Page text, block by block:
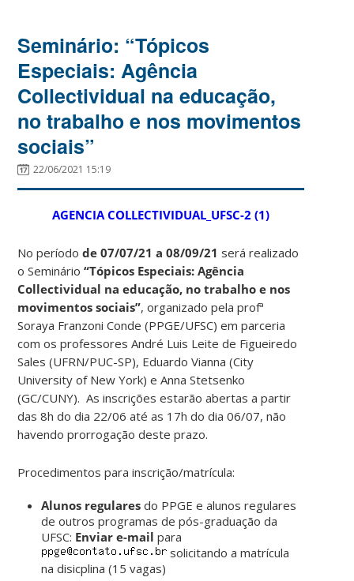
Seminário: “Tópicos
Especiais: Agência
Collectividual na educação,
no trabalho e nos movimentos
sociais”
22/06/2021 15:19
AGENCIA COLLECTIVIDUAL_UFSC-2 (1)
No períodode 07/07/21 a 08/09/21 será realizado
o Seminário“Tópicos Especiais: Agência
Collectividual na educação, no trabalho e nos
movimentos sociais”, organizado pela profª
Soraya Franzoni Conde (PPGE/UFSC) em parceria
com os professores André Luis Leite de Figueiredo
Sales (UFRN/PUC-SP), Eduardo Vianna (City
University of New York) e Anna Stetsenko
(GC/CUNY). As inscrições estarão abertas a partir
das 8h do dia 22/06 até as 17h do dia 06/07, não
havendo prorrogação deste prazo.
Procedimentos para inscrição/matrícula:
Alunos regulares do PPGE e alunos regulares
de outros programas de pós-graduação da
UFSC: Enviar e-mail para
solicitando a matrícula
na disicplina (15 vagas)